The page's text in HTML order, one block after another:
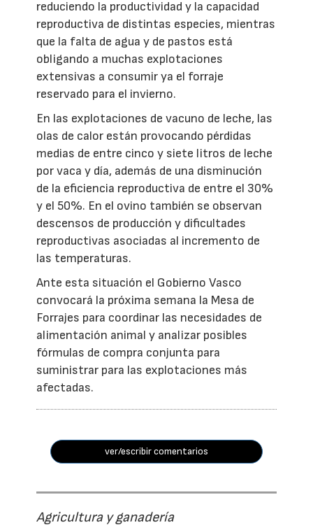
reduciendo la productividad y la capacidad
reproductiva de distintas especies, mientras
que la falta de agua y de pastos está
obligando a muchas explotaciones
extensivas a consumir ya el forraje
reservado para el invierno.
En las explotaciones de vacuno de leche, las
olas de calor están provocando pérdidas
medias de entre cinco y siete litros de leche
por vaca y día, además de una disminución
de la eficiencia reproductiva de entre el 30%
y el 50%. En el ovino también se observan
descensos de producción y dificultades
reproductivas asociadas al incremento de
las temperaturas.
Ante esta situación el Gobierno Vasco
convocará la próxima semana la Mesa de
Forrajes para coordinar las necesidades de
alimentación animal y analizar posibles
fórmulas de compra conjunta para
suministrar para las explotaciones más
afectadas.
ver/escribir comentarios
Agricultura y ganadería